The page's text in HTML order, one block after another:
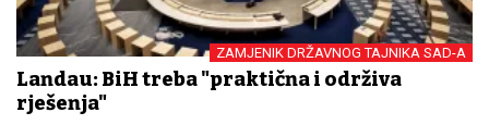
ZAMJENIK DRŽAVNOG TAJNIKA SAD-A
Landau: BiH treba "praktična i održiva
rješenja"